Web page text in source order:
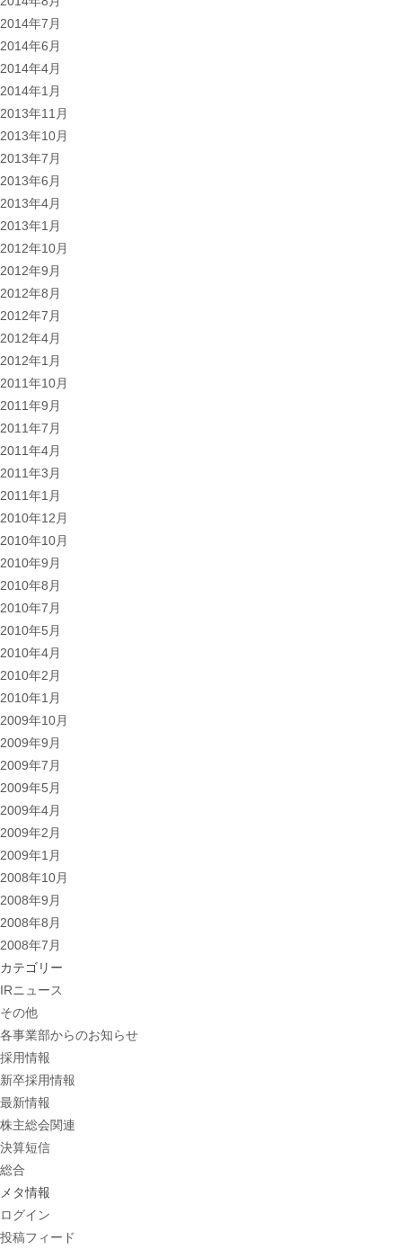
2014年7月
2014年6月
2014年4月
2014年1月
2013年11月
2013年10月
2013年7月
2013年6月
2013年4月
2013年1月
2012年10月
2012年9月
2012年8月
2012年7月
2012年4月
2012年1月
2011年10月
2011年9月
2011年7月
2011年4月
2011年3月
2011年1月
2010年12月
2010年10月
2010年9月
2010年8月
2010年7月
2010年5月
2010年4月
2010年2月
2010年1月
2009年10月
2009年9月
2009年7月
2009年5月
2009年4月
2009年2月
2009年1月
2008年10月
2008年9月
2008年8月
2008年7月
カテゴリー
IRニュース
その他
各事業部からのお知らせ
採用情報
新卒採用情報
最新情報
株主総会関連
決算短信
総合
メタ情報
ログイン
投稿フィード